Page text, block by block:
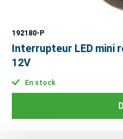
192180-P
Interrupteur LED mini
12V
En stock